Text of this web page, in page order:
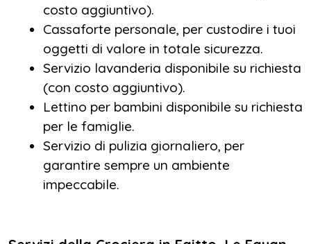
Durante la navigazione della tua crociera in
Egitto, avrai l’opportunità di visitare alcuni dei
siti archeologici più affascinanti del mondo.
La Valle dei Re, il Tempio di Hatshepsut, i
Colossi di Memnone, il Tempio di Horus a
Edfu e il maestoso Tempio di Philae ad
Assuan sono solo alcune delle meraviglie che
potrai esplorare, accompagnato da guide
esperte che ti faranno rivivere la grandezza
dell’Antico Egitto.
costo aggiuntivo).
Cassaforte personale, per custodire i tuoi
oggetti di valore in totale sicurezza.
Servizio lavanderia disponibile su richiesta
(con costo aggiuntivo).
Lettino per bambini disponibile su richiesta
per le famiglie.
Servizio di pulizia giornaliero, per
garantire sempre un ambiente
impeccabile.